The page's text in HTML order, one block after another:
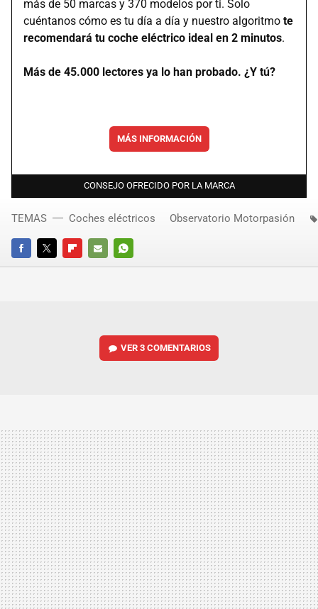
más de 50 marcas y 370 modelos por ti. Solo
cuéntanos cómo es tu día a día y nuestro algoritmo te
recomendará tu coche eléctrico ideal en 2 minutos.
Más de 45.000 lectores ya lo han probado. ¿Y tú?
MÁS INFORMACIÓN
CONSEJO OFRECIDO POR LA MARCA
FACEBOOKTWITTERFLIPBOARD
E-
WHATSAPP
TEMAS Coches eléctricos Observatorio Motorpasión
VER3 COMENTARIOS